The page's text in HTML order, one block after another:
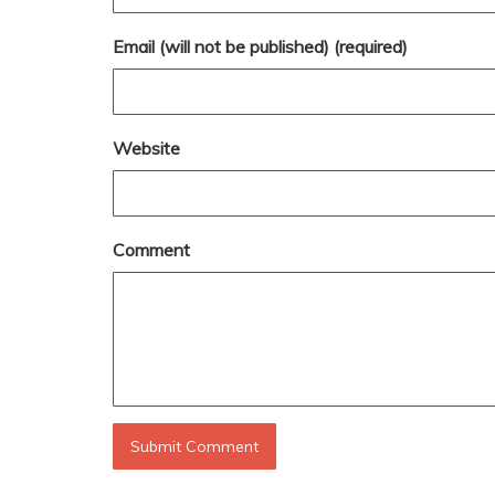
Email (will not be published) (required)
Website
Comment